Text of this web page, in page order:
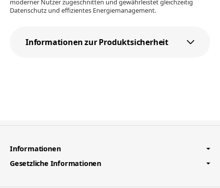
moderner Nutzer zugeschnitten und gewährleistet gleichzeitig
Datenschutz und effizientes Energiemanagement.
Informationen zur Produktsicherheit
Informationen
Gesetzliche Informationen